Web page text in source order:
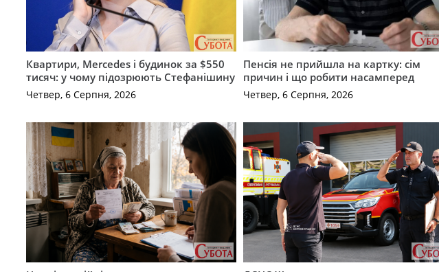
Квартири, Mercedes і будинок за $550
тисяч: у чому підозрюють Стефанішину
Четвер, 6 Серпня, 2026
Пенсія не прийшла на картку: сім
причин і що робити насамперед
Четвер, 6 Серпня, 2026